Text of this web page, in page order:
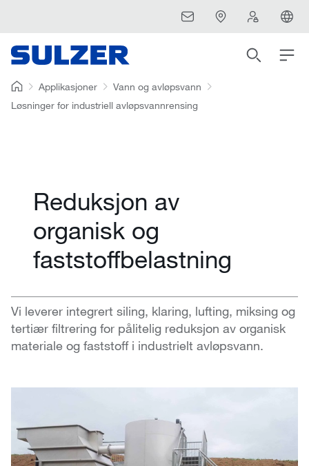
Applikasjoner
Vann og avløpsvann
Løsninger for industriell avløpsvannrensing
Reduksjon av
organisk og
faststoffbelastning
Vi leverer integrert siling, klaring, lufting, miksing og
tertiær filtrering for pålitelig reduksjon av organisk
materiale og faststoff i industrielt avløpsvann.